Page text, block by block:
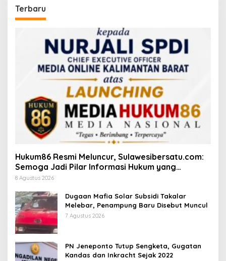
Terbaru
Hukum86 Resmi Meluncur, Sulawesibersatu.com:
Semoga Jadi Pilar Informasi Hukum yang
Berintegritas
8 Agustus 2026
Dugaan Mafia Solar Subsidi Takalar
Melebar, Penampung Baru Disebut Muncul
7 Agustus 2026
PN Jeneponto Tutup Sengketa, Gugatan
Kandas dan Inkracht Sejak 2022